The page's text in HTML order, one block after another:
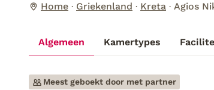
Home Griekenland Kreta Agios
Algemeen Kamertypes
Meest geboekt door met partner